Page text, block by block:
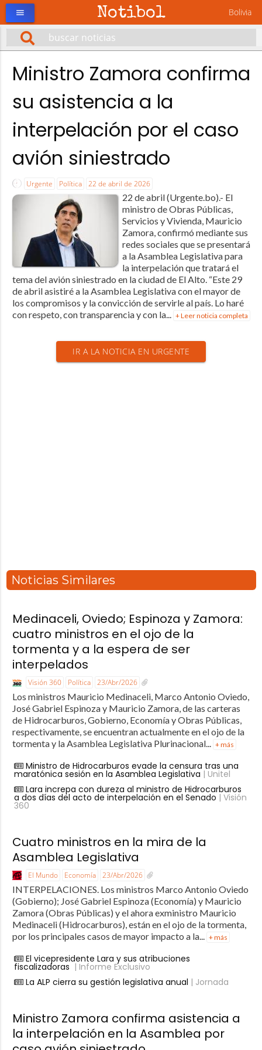
Notibol Bolivia
menu
Ministro Zamora confirma
su asistencia a la
interpelación por el caso
avión siniestrado
Urgente Política 22 de abril de 2026
22 de abril (Urgente.bo).- El
ministro de Obras Públicas,
Servicios y Vivienda, Mauricio
Zamora, confirmó mediante sus
redes sociales que se presentará
a la Asamblea Legislativa para
la interpelación que tratará el
tema del avión siniestrado en la ciudad de El Alto. “Este 29
de abril asistiré a la Asamblea Legislativa con el mayor de
los compromisos y la convicción de servirle al país. Lo haré
con respeto, con transparencia y con la... + Leer noticia completa
IR A LA NOTICIA EN URGENTE
Noticias Similares
Medinaceli, Oviedo; Espinoza y Zamora:
cuatro ministros en el ojo de la
tormenta y a la espera de ser
interpelados
Visión 360 Política 23/Abr/2026
Los ministros Mauricio Medinaceli, Marco Antonio Oviedo,
José Gabriel Espinoza y Mauricio Zamora, de las carteras
de Hidrocarburos, Gobierno, Economía y Obras Públicas,
respectivamente, se encuentran actualmente en el ojo de la
tormenta y la Asamblea Legislativa Plurinacional... + más
Ministro de Hidrocarburos evade la censura tras una
maratónica sesión en la Asamblea Legislativa | Unitel
Lara increpa con dureza al ministro de Hidrocarburos
a dos días del acto de interpelación en el Senado | Visión
360
Cuatro ministros en la mira de la
Asamblea Legislativa
El Mundo Economía 23/Abr/2026
INTERPELACIONES. Los ministros Marco Antonio Oviedo
(Gobierno); José Gabriel Espinoza (Economía) y Mauricio
Zamora (Obras Públicas) y el ahora exministro Mauricio
Medinaceli (Hidrocarburos), están en el ojo de la tormenta,
por los principales casos de mayor impacto a la...
+ más
El vicepresidente Lara y sus atribuciones
fiscalizadoras | Informe Exclusivo
La ALP cierra su gestión legislativa anual | Jornada
Ministro Zamora confirma asistencia a
la interpelación en la Asamblea por